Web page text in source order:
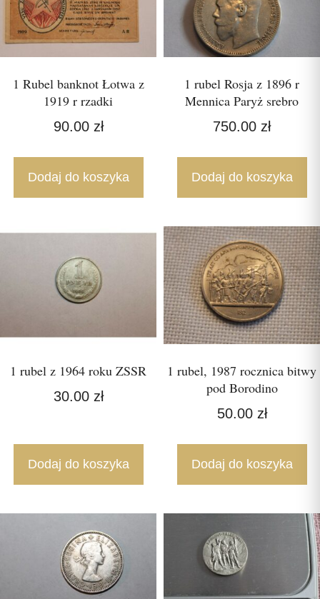
1 Rubel banknot Łotwa z
1919 r rzadki
90.00 zł
Dodaj do koszyka
1 rubel Rosja z 1896 r
Mennica Paryż srebro
750.00 zł
Dodaj do koszyka
1 rubel z 1964 roku ZSSR
30.00 zł
Dodaj do koszyka
1 rubel, 1987 rocznica bitwy
pod Borodino
50.00 zł
Dodaj do koszyka